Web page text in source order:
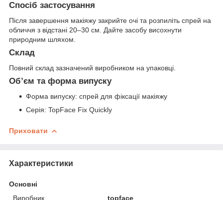
Спосіб застосування
Після завершення макіяжу закрийте очі та розпиліть спрей на
обличчя з відстані 20–30 см. Дайте засобу висохнути
природним шляхом.
Склад
Повний склад зазначений виробником на упаковці.
Об’єм та форма випуску
Форма випуску: спрей для фіксації макіяжу
Серія: TopFace Fix Quickly
Приховати
Характеристики
Основні
Виробник
topface